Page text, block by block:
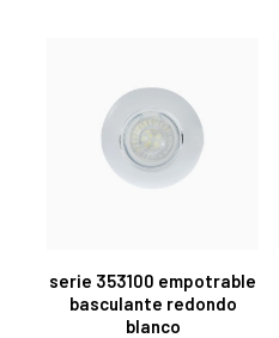
serie 353100 empotrable
basculante redondo
blanco